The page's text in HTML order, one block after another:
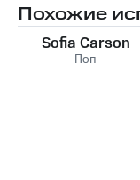
Похожие
Sofia Carson
Поп